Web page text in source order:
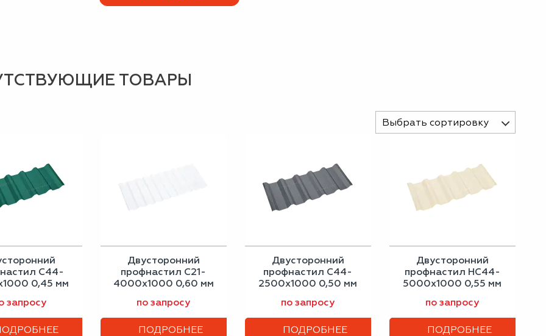
ТОВАРЫ
Выбрать сортировку
С44-
0,45 мм
запросу
Двусторонний
профнастил С21-
4000х1000 0,60 мм
по запросу
ПОДРОБНЕЕ
Двусторонний
профнастил С44-
2500х1000 0,50 мм
по запросу
ПОДРОБНЕЕ
Двусторонний
профнастил НС44-
5000х1000 0,55 мм
кость
по запросу
ПОДРОБНЕЕ